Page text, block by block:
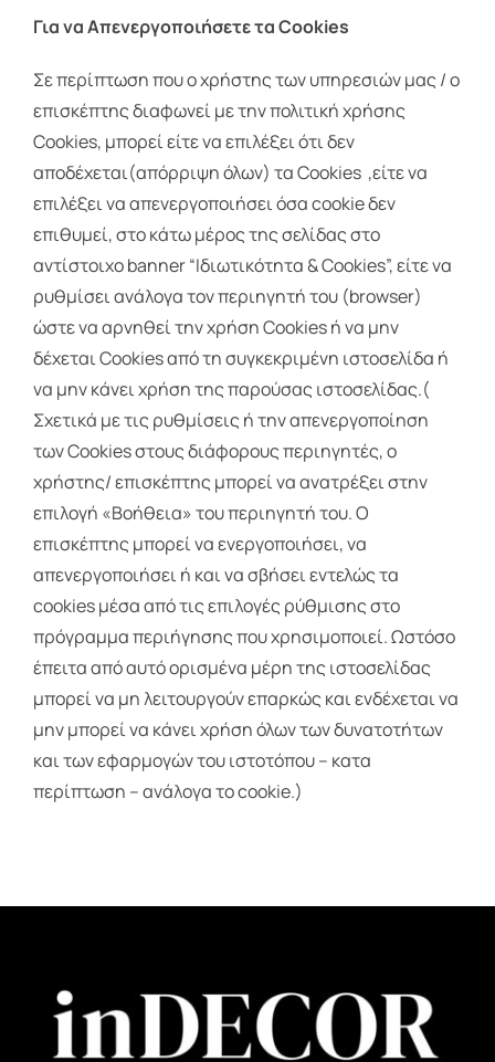
Για να Απενεργοποιήσετε τα Cookies
Σε περίπτωση που ο χρήστης των υπηρεσιών μας / ο
επισκέπτης διαφωνεί με την πολιτική χρήσης
Cookies, μπορεί είτε να επιλέξει ότι δεν
αποδέχεται(απόρριψη όλων) τα Cookies ,είτε να
επιλέξει να απενεργοποιήσει όσα cookie δεν
επιθυμεί, στο κάτω μέρος της σελίδας στο
αντίστοιχο banner “Ιδιωτικότητα & Cookies”, είτε να
ρυθμίσει ανάλογα τον περιηγητή του (browser)
ώστε να αρνηθεί την χρήση Cookies ή να μην
δέχεται Cookies από τη συγκεκριμένη ιστοσελίδα ή
να μην κάνει χρήση της παρούσας ιστοσελίδας.(
Σχετικά με τις ρυθμίσεις ή την απενεργοποίηση
των Cookies στους διάφορους περιηγητές, ο
χρήστης/ επισκέπτης μπορεί να ανατρέξει στην
επιλογή «Βοήθεια» του περιηγητή του. Ο
επισκέπτης μπορεί να ενεργοποιήσει, να
απενεργοποιήσει ή και να σβήσει εντελώς τα
cookies μέσα από τις επιλογές ρύθμισης στο
πρόγραμμα περιήγησης που χρησιμοποιεί. Ωστόσο
έπειτα από αυτό ορισμένα μέρη της ιστοσελίδας
μπορεί να μη λειτουργούν επαρκώς και ενδέχεται να
μην μπορεί να κάνει χρήση όλων των δυνατοτήτων
και των εφαρμογών του ιστοτόπου – κατα
περίπτωση – ανάλογα το cookie.)